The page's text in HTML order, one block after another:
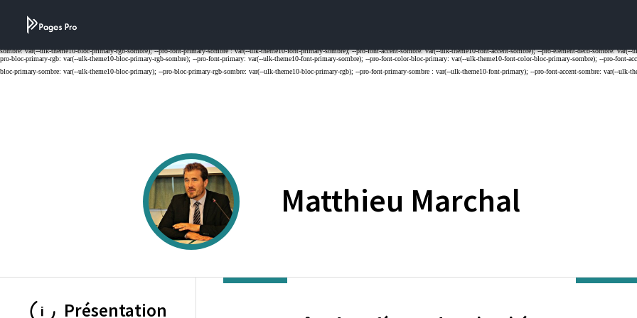
Matthieu Marchal
Présentation